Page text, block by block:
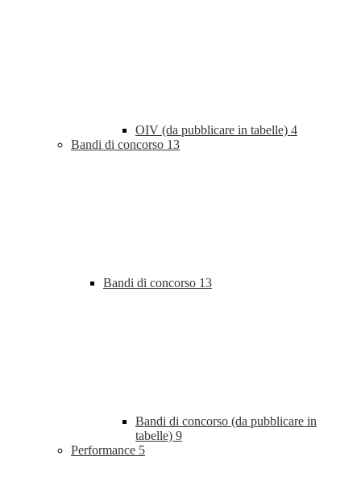
OIV (da pubblicare in tabelle) 4
Bandi di concorso 13
Bandi di concorso 13
Bandi di concorso (da pubblicare in
tabelle) 9
Performance 5